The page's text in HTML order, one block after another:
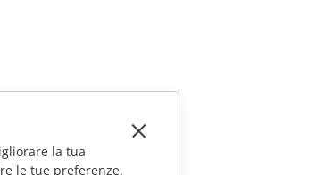
la tua
le tue preferenze.